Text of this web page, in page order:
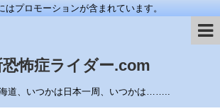
はプロモーションが含まれています。
恐怖症ライダー.com
道、いつかは日本一周、いつかは……..